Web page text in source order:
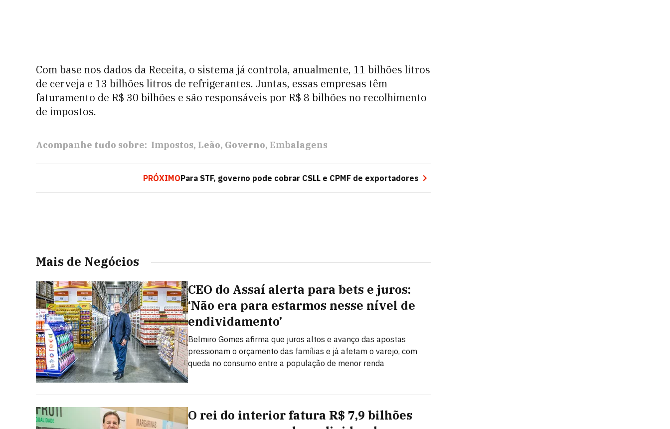
Com base nos dados da Receita, o sistema já controla, anualmente, 11 bilhões litros
de cerveja e 13 bilhões litros de refrigerantes. Juntas, essas empresas têm
faturamento de R$ 30 bilhões e são responsáveis por R$ 8 bilhões no recolhimento
de impostos.
Acompanhe tudo sobre: Impostos Leão Governo Embalagens
PRÓXIMOPara STF, governo pode cobrar CSLL e CPMF de exportadores
Mais de Negócios
CEO do Assaí alerta para bets e juros:
‘Não era para estarmos nesse nível de
endividamento’
Belmiro Gomes afirma que juros altos e avanço das apostas
pressionam o orçamento das famílias e já afetam o varejo, com
queda no consumo entre a população de menor renda
O rei do interior fatura R$ 7,9 bilhões